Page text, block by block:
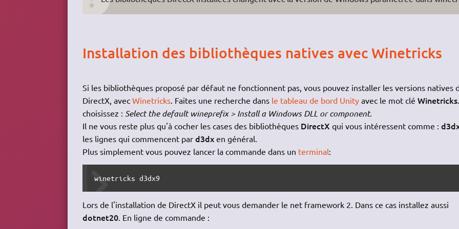
Installation des bibliothèques natives avec Winetricks
Si les bibliothèques proposé par défaut ne fonctionnent pas, vous pouvez installer les versions natives
DirectX, avec Winetricks. Faites une recherche dans le tableau de bord Unityavec le mot clé Winetricks
choisissez : Select the default wineprefix > Install a Windows DLL or component.
Il ne vous reste plus qu'à cocher les cases des bibliothèques DirectX qui vous intéressent comme :
les lignes qui commencent par d3dxen général.
Plus simplement vous pouvez lancer la commande dans un terminal:
winetricks d3dx9
Lors de l'installation de DirectX il peut vous demander le net framework 2. Dans ce cas installez aussi
dotnet20. En ligne de commande :